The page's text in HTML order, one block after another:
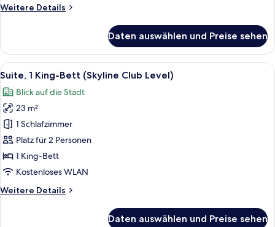
Level)
Weitere Details
Weitere
2 Queen-
Betten
(Skyline
Level)
Daten auswählen und Preise sehen
Alle
Fotos
für
Suite,
1 King-
Bett
(Skyline
Club
anzeigen
Ein Hotelzimmer mit einem großen
5
Suite, 1 King-Bett (Skyline Club Level)
Blick auf die Stadt
23 m²
1 Schlafzimmer
Platz für 2 Personen
1 King-Bett
Kostenloses WLAN
Weitere Details
Weitere
Daten auswählen und Preise sehen